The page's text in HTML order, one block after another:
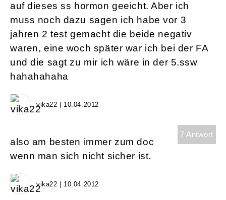
auf dieses ss hormon geeicht. Aber ich
muss noch dazu sagen ich habe vor 3
jahren 2 test gemacht die beide negativ
waren, eine woch später war ich bei der FA
und die sagt zu mir ich wäre in der 5.ssw
hahahahaha
vika22 | 10.04.2012
7 Antwort
also am besten immer zum doc
wenn man sich nicht sicher ist.
vika22 | 10.04.2012